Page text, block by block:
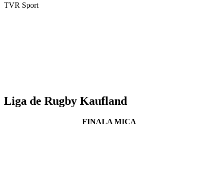
TVR Sport
Liga de Rugby Kaufland
FINALA MICA